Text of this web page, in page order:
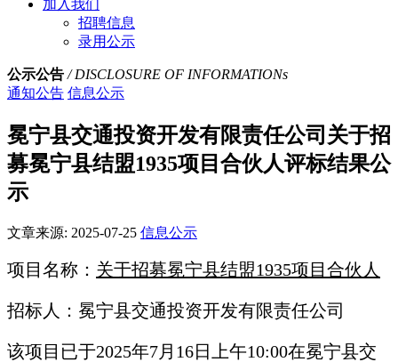
加入我们
招聘信息
录用公示
公示公告 / DISCLOSURE OF INFORMATIONs
通知公告 信息公示
冕宁县交通投资开发有限责任公司关于招
募冕宁县结盟1935项目合伙人评标结果公
示
文章来源: 2025-07-25 信息公示
项目名称： 关于招募冕宁县结盟1935项目合伙人
招标人：冕宁县交通投资开发有限责任公司
该项目已于2025年7月16日上午10:00在冕宁县交